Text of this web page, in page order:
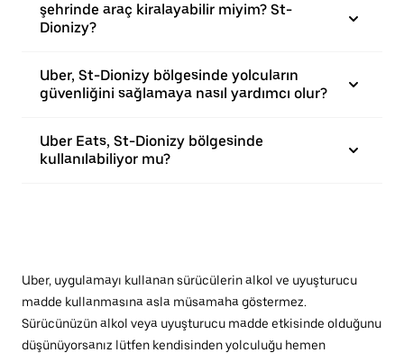
şehrinde araç kiralayabilir miyim? St-
Dionizy?
Uber, St-Dionizy bölgesinde yolcuların
güvenliğini sağlamaya nasıl yardımcı olur?
Uber Eats, St-Dionizy bölgesinde
kullanılabiliyor mu?
Uber, uygulamayı kullanan sürücülerin alkol ve uyuşturucu
madde kullanmasına asla müsamaha göstermez.
Sürücünüzün alkol veya uyuşturucu madde etkisinde olduğunu
düşünüyorsanız lütfen kendisinden yolculuğu hemen